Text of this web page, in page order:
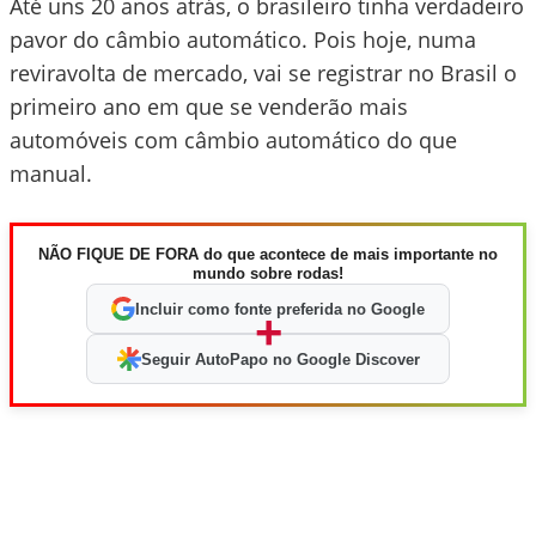
Até uns 20 anos atrás, o brasileiro tinha verdadeiro
pavor do câmbio automático. Pois hoje, numa
reviravolta de mercado, vai se registrar no Brasil o
primeiro ano em que se venderão mais
automóveis com câmbio automático do que
manual.
NÃO FIQUE DE FORA do que acontece de mais importante no
mundo sobre rodas!
Incluir como fonte preferida no Google
+
Seguir AutoPapo no Google Discover